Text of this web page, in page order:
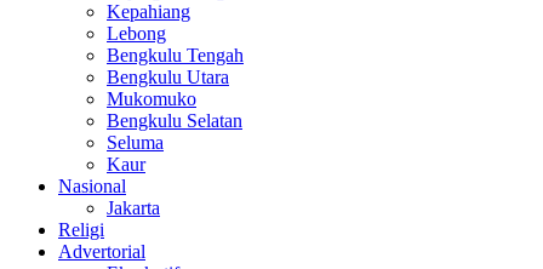
Kepahiang
Lebong
Bengkulu Tengah
Bengkulu Utara
Mukomuko
Bengkulu Selatan
Seluma
Kaur
Nasional
Jakarta
Religi
Advertorial